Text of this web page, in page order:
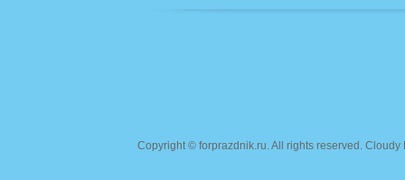
Copyright © forprazdnik.ru. All rights reserved.